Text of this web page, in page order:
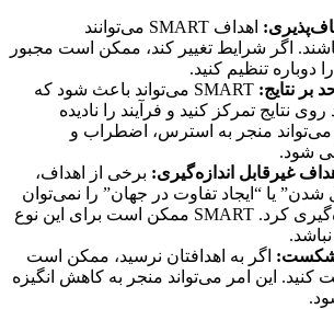
اهداف SMART می‌توانند
اگر شرایط تغییر کند، ممکن است مجبور
تنظیم کنید.
SMART می‌تواند باعث شود که
تمرکز کنید و فرآیند را نادیده
منجر به استرس، اضطراب و
غیرقابل اندازه‌گیری:برخی از اهداف،
یا “ایجاد تفاوت در جهان” را نمی‌توان
به راحتی اندازه‌گیری کرد. SMART ممکن است برای این نوع
اگر به اهدافتان نرسید، ممکن است
امر می‌تواند منجر به کاهش انگیزه